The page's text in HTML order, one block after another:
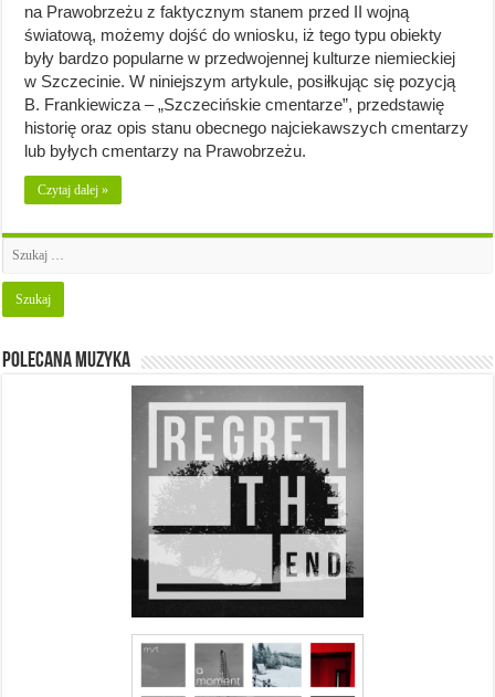
na Prawobrzeżu z faktycznym stanem przed II wojną
światową, możemy dojść do wniosku, iż tego typu obiekty
były bardzo popularne w przedwojennej kulturze niemieckiej
w Szczecinie. W niniejszym artykule, posiłkując się pozycją
B. Frankiewicza – „Szczecińskie cmentarze”, przedstawię
historię oraz opis stanu obecnego najciekawszych cmentarzy
lub byłych cmentarzy na Prawobrzeżu.
Czytaj dalej »
Polecana muzyka